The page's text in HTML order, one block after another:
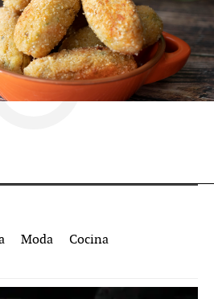
Moda Cocina